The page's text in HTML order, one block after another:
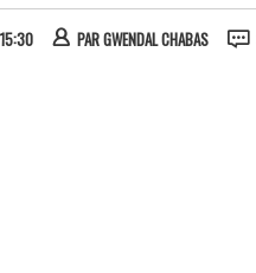
PARGWENDAL CHABAS